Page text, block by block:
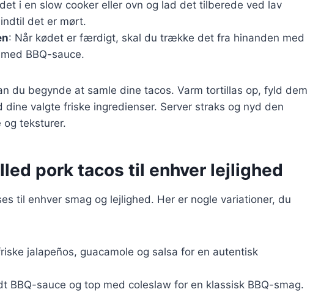
i en slow cooker eller ovn og lad det tilberede ved lav
det er mørt.
: Når kødet er færdigt, skal du trække det fra hinanden med
BBQ-sauce.
du begynde at samle dine tacos. Varm tortillas op, fyld dem
dine valgte friske ingredienser. Server straks og nyd den
teksturer.
pork tacos til enhver lejlighed
til enhver smag og lejlighed. Her er nogle variationer, du
jalapeños, guacamole og salsa for en autentisk
BBQ-sauce og top med coleslaw for en klassisk BBQ-smag.